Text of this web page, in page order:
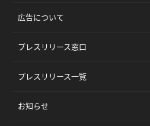
広告について
プレスリリース窓口
プレスリリース一覧
お知らせ